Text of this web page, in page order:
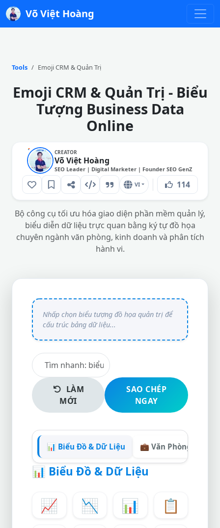
Võ Việt Hoàng
Tools Emoji CRM & Quản Trị
Emoji CRM & Quản Trị - Biểu
Tượng Business Data
Online
CREATOR
Võ Việt Hoàng
SEO Leader | Digital Marketer | Founder SEO GenZ
VI 114
Bộ công cụ tối ưu hóa giao diện phần mềm quản lý,
biểu diễn dữ liệu trực quan bằng ký tự đồ họa
chuyên ngành văn phòng, kinh doanh và phân tích
hành vi.
LÀM
MỚI
SAO CHÉP
NGAY
📊 Biểu Đồ & Dữ Liệu 💼 Văn Phòng & Kinh
📊 Biểu Đồ & Dữ Liệu
📈 📉 📊
📋